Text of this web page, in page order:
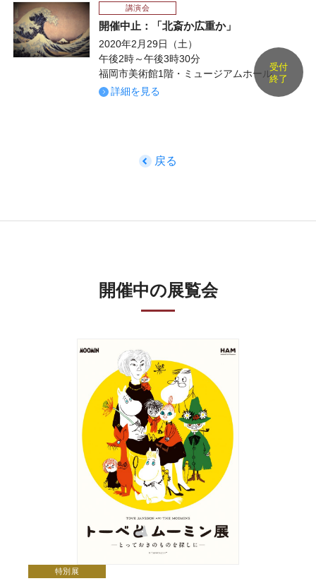
講演会
開催中止：「北斎か広重か」
2020年2月29日（土）
午後2時～午後3時30分
福岡市美術館1階・ミュージアムホール
詳細を見る
受付
終了
戻る
開催中の展覧会
特別展